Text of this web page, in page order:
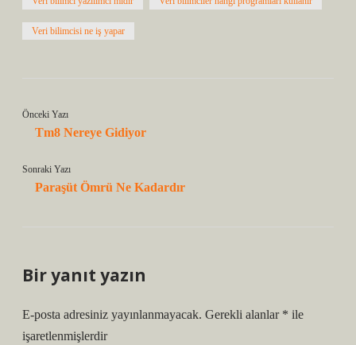
Veri bilimcisi ne iş yapar
Önceki Yazı
Tm8 Nereye Gidiyor
Sonraki Yazı
Paraşüt Ömrü Ne Kadardır
Bir yanıt yazın
E-posta adresiniz yayınlanmayacak. Gerekli alanlar * ile
işaretlenmişlerdir